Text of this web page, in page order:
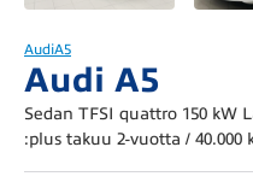
AudiA5
Audi A5
Sedan TFSI quattro 150 kW
:plus takuu 2-vuotta / 40.000